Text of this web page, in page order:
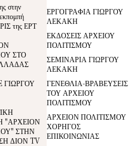
στην
της ΕΡΤ
ΣΤΟ
ΓΙΩΡΓΟΥ
ΣΤΗΝ
ΔΙΟΝ TV
ΕΡΓΟΓΡΑΦΙΑ ΓΙΩΡΓΟΥ
ΛΕΚΑΚΗ
ΕΚΔΟΣΕΙΣ ΑΡΧΕΙΟΥ
ΠΟΛΙΤΙΣΜΟΥ
ΣΕΜΙΝΑΡΙΑ ΓΙΩΡΓΟΥ
ΛΕΚΑΚΗ
ΓΕΝΕΘΛΙΑ-ΒΡΑΒΕΥΣΕΙΣ
ΤΟΥ ΑΡΧΕΙΟΥ
ΠΟΛΙΤΙΣΜΟΥ
ΑΡΧΕΙΟΝ ΠΟΛΙΤΙΣΜΟΥ
ΧΟΡΗΓΟΣ
ΕΠΙΚΟΙΝΩΝΙΑΣ